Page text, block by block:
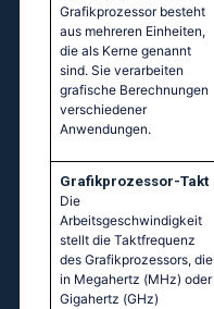
Grafikprozessor besteht
aus mehreren Einheiten,
die als Kerne genannt
sind. Sie verarbeiten
grafische Berechnungen
verschiedener
Anwendungen.
Grafikprozessor-Takt
Die
Arbeitsgeschwindigkeit
stellt die Taktfrequenz
des Grafikprozessors, die
in Megahertz (MHz) oder
Gigahertz (GHz)